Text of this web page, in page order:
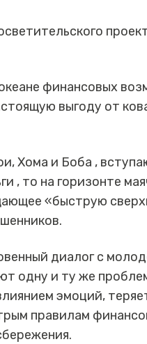
финансовых
выгоду от
Хома и Боба ,
, то на горизонте
«быструю
диалог с
одну и ту же
эмоций,
правилам